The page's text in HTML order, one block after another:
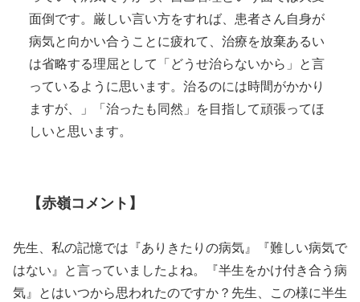
面倒です。厳しい言い方をすれば、患者さん自身が
病気と向かい合うことに疲れて、治療を放棄あるい
は省略する理屈として「どうせ治らないから」と言
っているように思います。治るのには時間がかかり
ますが、」「治ったも同然」を目指して頑張ってほ
しいと思います。
【赤嶺コメント】
先生、私の記憶では『ありきたりの病気』『難しい病気で
はない』と言っていましたよね。『半生をかけ付き合う病
気』とはいつから思われたのですか？先生、この様に半生